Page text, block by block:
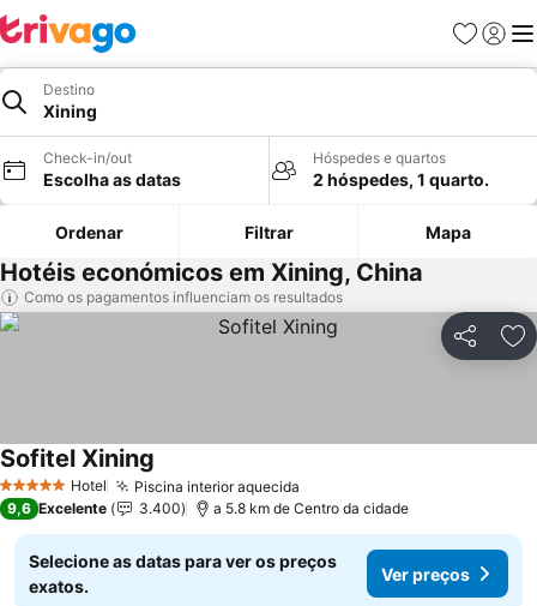
Favoritos
Iniciar
Destino
Xining
Check-in/out
Escolha as datas
Hóspedes e quartos
2 hóspedes, 1 quarto.
Ordenar Filtrar Mapa
Hotéis económicos em Xining, China
Como os pagamentos influenciam os resultados
Partilhar
5 Estrelas Hotel Piscina interior aquecida
Sofitel Xining
9,6 Excelente 3.400 a 5.8 km de Centro da cidade
Selecione as datas para ver os preços
exatos.
Ver preços